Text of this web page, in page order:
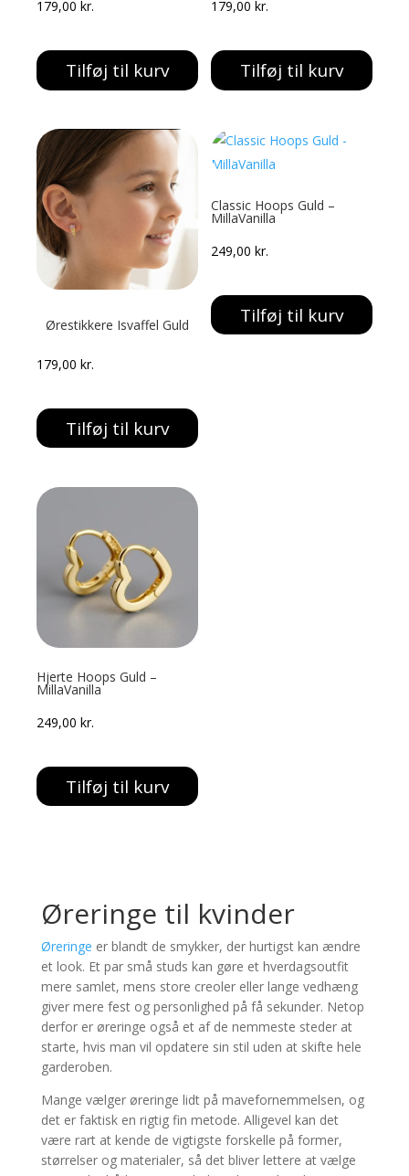
179,00kr.
Tilføj til kurv
179,00kr.
Tilføj til kurv
Ørestikkere Isvaffel Guld
179,00kr.
Tilføj til kurv
Classic Hoops Guld –
MillaVanilla
249,00kr.
Tilføj til kurv
Hjerte Hoops Guld –
MillaVanilla
249,00kr.
Tilføj til kurv
Øreringe til kvinder
Øreringe er blandt de smykker, der hurtigst kan ændre
et look. Et par små studs kan gøre et hverdagsoutfit
mere samlet, mens store creoler eller lange vedhæng
giver mere fest og personlighed på få sekunder. Netop
derfor er øreringe også et af de nemmeste steder at
starte, hvis man vil opdatere sin stil uden at skifte hele
garderoben.
Mange vælger øreringe lidt på mavefornemmelsen, og
det er faktisk en rigtig fin metode. Alligevel kan det
være rart at kende de vigtigste forskelle på former,
størrelser og materialer, så det bliver lettere at vælge